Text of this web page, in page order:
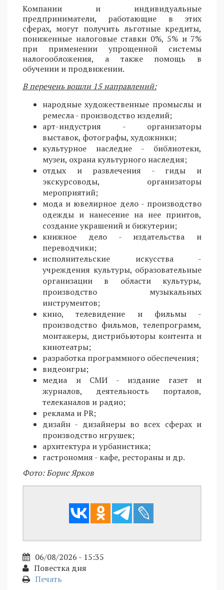
Компании и индивидуальные
предприниматели, работающие в этих
сферах, могут получить льготные кредиты,
пониженные налоговые ставки 0%, 5% и 7%
при применении упрощенной системы
налогообложения, а также помощь в
обучении и продвижении.
В перечень вошли 15 направлений:
народные художественные промыслы и
ремесла - производство изделий;
арт-индустрия - организаторы
выставок, фотографы, художники;
культурное наследие - библиотеки,
музеи, охрана культурного наследия;
отдых и развлечения - гиды и
экскурсоводы, организаторы
мероприятий;
мода и ювелирное дело - производство
одежды и нанесение на нее принтов,
создание украшений и бижутерии;
книжное дело - издательства и
переводчики;
исполнительские искусства -
учреждения культуры, образовательные
организации в области культуры,
производство музыкальных
инструментов;
кино, телевидение и фильмы -
производство фильмов, телепрограмм,
монтажеры, дистрибьюторы контента и
кинотеатры;
разработка программного обеспечения;
видеоигры;
медиа и СМИ - издание газет и
журналов, деятельность порталов,
телеканалов и радио;
реклама и PR;
дизайн - дизайнеры во всех сферах и
производство игрушек;
архитектура и урбанистика;
гастрономия - кафе, рестораны и др.
Фото: Борис Ярков
06/08/2026 - 15:35
Повестка дня
Печать